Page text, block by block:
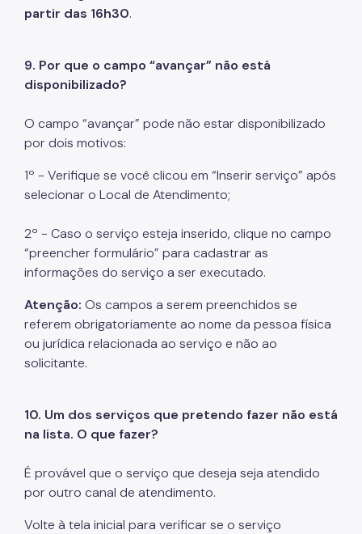
partir das 16h30.
9. Por que o campo “avançar” não está
disponibilizado?
O campo “avançar” pode não estar disponibilizado
por dois motivos:
1º - Verifique se você clicou em “Inserir serviço” após
selecionar o Local de Atendimento;
2º - Caso o serviço esteja inserido, clique no campo
“preencher formulário” para cadastrar as
informações do serviço a ser executado.
Atenção: Os campos a serem preenchidos se
referem obrigatoriamente ao nome da pessoa física
ou jurídica relacionada ao serviço e não ao
solicitante.
10. Um dos serviços que pretendo fazer não está
na lista. O que fazer?
É provável que o serviço que deseja seja atendido
por outro canal de atendimento.
Volte à tela inicial para verificar se o serviço